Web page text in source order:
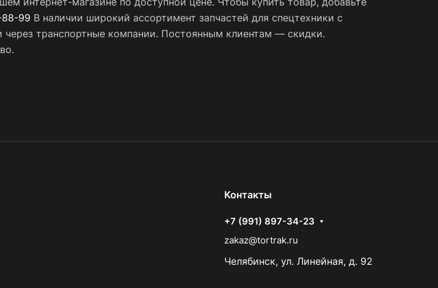
99 В наличии широкий ассортимент запчастей для спецтехники с
через транспортные компании. Постоянным клиентам — скидки.
Контакты
+7 (991) 897-34-23
zakaz@tortrak.ru
Челябинск, ул. Линейная, д. 92